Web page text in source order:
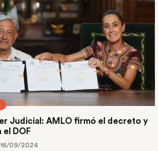
Judicial: AMLO firmó el decreto y
el DOF
16/09/2024